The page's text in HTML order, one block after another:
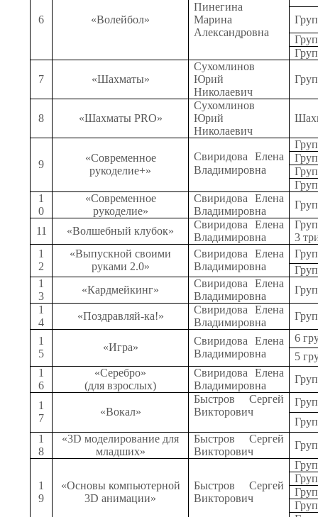
6 «Волейбол»
Пинегина
Марина
Александровна
7 «Шахматы»
Сухомлинов
Юрий
Николаевич
8 «Шахматы PRO»
Сухомлинов
Юрий
Николаевич
9
«Современное
рукоделие+»
Свиридова Елена
Владимировна
1
0
«Современное
рукоделие»
Свиридова Елена
Владимировна
11 «Волшебный клубок»
Свиридова Елена
Владимировна
3
1
2
«Выпускной своими
руками 2.0»
Свиридова Елена
Владимировна
1
3
«Кардмейкинг»
Свиридова Елена
Владимировна
1
4
«Поздравляй-ка!»
Свиридова Елена
Владимировна
1
5
«Игра»
Свиридова Елена
Владимировна
6
5
1
6
«Серебро»
(для взрослых)
Свиридова Елена
Владимировна
1
7
«Вокал»
Быстров Сергей
Викторович
1
8
«3D моделирование для
младших»
Быстров Сергей
Викторович
1
9
«Основы компьютерной
3D анимации»
Быстров Сергей
Викторович